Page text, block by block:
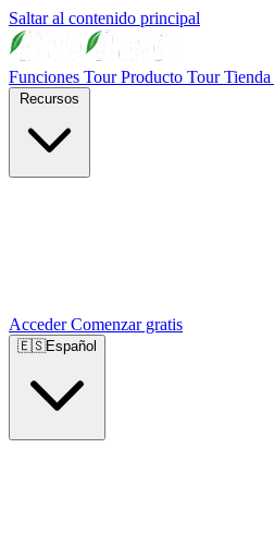
Saltar al contenido principal
Funciones Tour Producto Tour Tienda
AccederComenzar gratis
🇪🇸Español